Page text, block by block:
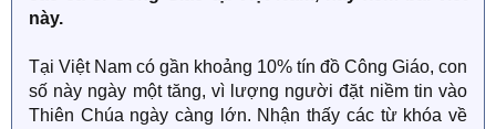
này.
Tại Việt Nam có gần khoảng 10% tín đồ Công Giáo, con
số này ngày một tăng, vì lượng người đặt niềm tin vào
Thiên Chúa ngày càng lớn. Nhận thấy các từ khóa về